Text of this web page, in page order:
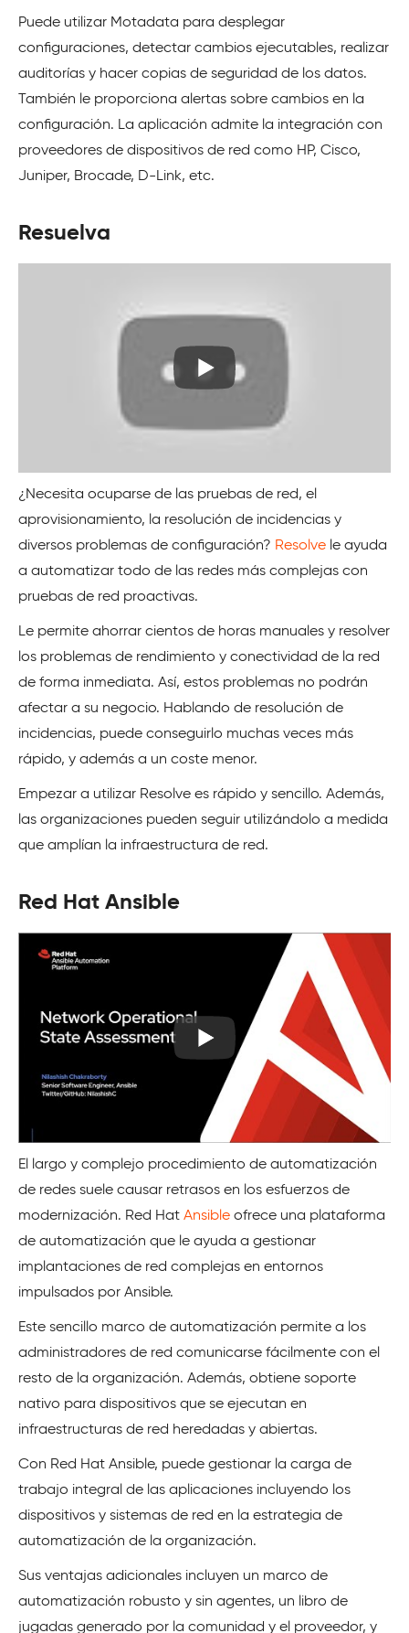
Puede utilizar Motadata para desplegar
configuraciones, detectar cambios ejecutables, realizar
auditorías y hacer copias de seguridad de los datos.
También le proporciona alertas sobre cambios en la
configuración. La aplicación admite la integración con
proveedores de dispositivos de red como HP, Cisco,
Juniper, Brocade, D-Link, etc.
Resuelva
¿Necesita ocuparse de las pruebas de red, el
aprovisionamiento, la resolución de incidencias y
diversos problemas de configuración? Resolve le ayuda
a automatizar todo de las redes más complejas con
pruebas de red proactivas.
Le permite ahorrar cientos de horas manuales y resolver
los problemas de rendimiento y conectividad de la red
de forma inmediata. Así, estos problemas no podrán
afectar a su negocio. Hablando de resolución de
incidencias, puede conseguirlo muchas veces más
rápido, y además a un coste menor.
Empezar a utilizar Resolve es rápido y sencillo. Además,
las organizaciones pueden seguir utilizándolo a medida
que amplían la infraestructura de red.
Red Hat Ansible
El largo y complejo procedimiento de automatización
de redes suele causar retrasos en los esfuerzos de
modernización. Red Hat Ansible ofrece una plataforma
de automatización que le ayuda a gestionar
implantaciones de red complejas en entornos
impulsados por Ansible.
Este sencillo marco de automatización permite a los
administradores de red comunicarse fácilmente con el
resto de la organización. Además, obtiene soporte
nativo para dispositivos que se ejecutan en
infraestructuras de red heredadas y abiertas.
Con Red Hat Ansible, puede gestionar la carga de
trabajo integral de las aplicaciones incluyendo los
dispositivos y sistemas de red en la estrategia de
automatización de la organización.
Sus ventajas adicionales incluyen un marco de
automatización robusto y sin agentes, un libro de
jugadas generado por la comunidad y el proveedor, y